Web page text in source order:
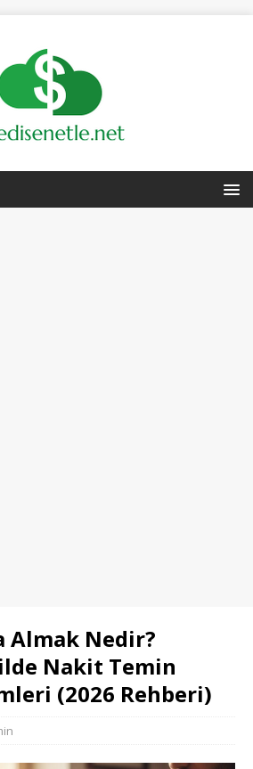
Almak Nedir?
Nakit Temin
(2026 Rehberi)